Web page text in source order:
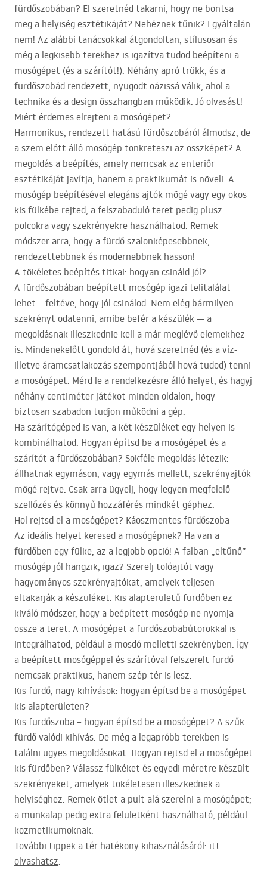
fürdőszobában? El szeretnéd takarni, hogy ne bontsa
meg a helyiség esztétikáját? Nehéznek tűnik? Egyáltalán
nem! Az alábbi tanácsokkal átgondoltan, stílusosan és
még a legkisebb terekhez is igazítva tudod beépíteni a
mosógépet (és a szárítót!). Néhány apró trükk, és a
fürdőszobád rendezett, nyugodt oázissá válik, ahol a
technika és a design összhangban működik. Jó olvasást!
Miért érdemes elrejteni a mosógépet?
Harmonikus, rendezett hatású fürdőszobáról álmodsz, de
a szem előtt álló mosógép tönkreteszi az összképet? A
megoldás a beépítés, amely nemcsak az enteriőr
esztétikáját javítja, hanem a praktikumát is növeli. A
mosógép beépítésével elegáns ajtók mögé vagy egy okos
kis fülkébe rejted, a felszabaduló teret pedig plusz
polcokra vagy szekrényekre használhatod. Remek
módszer arra, hogy a fürdő szalonképesebbnek,
rendezettebbnek és modernebbnek hasson!
A tökéletes beépítés titkai: hogyan csináld jól?
A fürdőszobában beépített mosógép igazi telitalálat
lehet – feltéve, hogy jól csinálod. Nem elég bármilyen
szekrényt odatenni, amibe befér a készülék — a
megoldásnak illeszkednie kell a már meglévő elemekhez
is. Mindenekelőtt gondold át, hová szeretnéd (és a víz-
illetve áramcsatlakozás szempontjából hová tudod) tenni
a mosógépet. Mérd le a rendelkezésre álló helyet, és hagyj
néhány centiméter játékot minden oldalon, hogy
biztosan szabadon tudjon működni a gép.
Ha szárítógéped is van, a két készüléket egy helyen is
kombinálhatod. Hogyan építsd be a mosógépet és a
szárítót a fürdőszobában? Sokféle megoldás létezik:
állhatnak egymáson, vagy egymás mellett, szekrényajtók
mögé rejtve. Csak arra ügyelj, hogy legyen megfelelő
szellőzés és könnyű hozzáférés mindkét géphez.
Hol rejtsd el a mosógépet? Káoszmentes fürdőszoba
Az ideális helyet keresed a mosógépnek? Ha van a
fürdőben egy fülke, az a legjobb opció! A falban „eltűnő”
mosógép jól hangzik, igaz? Szerelj tolóajtót vagy
hagyományos szekrényajtókat, amelyek teljesen
eltakarják a készüléket. Kis alapterületű fürdőben ez
kiváló módszer, hogy a beépített mosógép ne nyomja
össze a teret. A mosógépet a fürdőszobabútorokkal is
integrálhatod, például a mosdó melletti szekrényben. Így
a beépített mosógéppel és szárítóval felszerelt fürdő
nemcsak praktikus, hanem szép tér is lesz.
Kis fürdő, nagy kihívások: hogyan építsd be a mosógépet
kis alapterületen?
Kis fürdőszoba – hogyan építsd be a mosógépet? A szűk
fürdő valódi kihívás. De még a legapróbb terekben is
találni ügyes megoldásokat. Hogyan rejtsd el a mosógépet
kis fürdőben? Válassz fülkéket és egyedi méretre készült
szekrényeket, amelyek tökéletesen illeszkednek a
helyiséghez. Remek ötlet a pult alá szerelni a mosógépet;
a munkalap pedig extra felületként használható, például
kozmetikumoknak.
További tippek a tér hatékony kihasználásáról: itt
olvashatsz.